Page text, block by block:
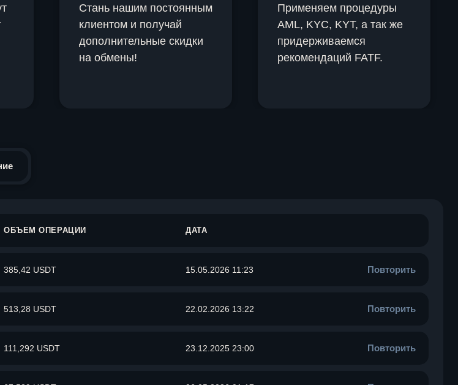
Стань нашим постоянным
клиентом и получай
дополнительные скидки
на обмены!
Применяем процедуры
AML, KYC, KYT, а так же
придерживаемся
рекомендаций FATF.
ОБЪЕМ ОПЕРАЦИИ ДАТА
385,42 USDT 15.05.2026 11:23 Повторить
513,28 USDT 22.02.2026 13:22 Повторить
111,292 USDT 23.12.2025 23:00 Повторить